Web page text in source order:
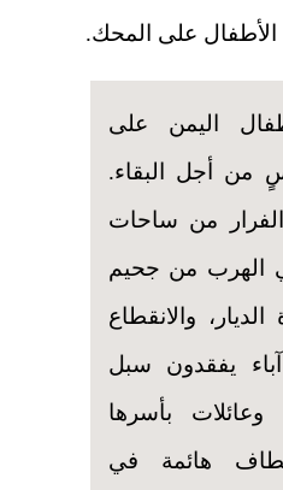
على المحك.
اليمن على
أجل البقاء.
الفرار من ساحات
الهرب من جحيم
والانقطاع
يفقدون سبل
بأسرها
هائمة في